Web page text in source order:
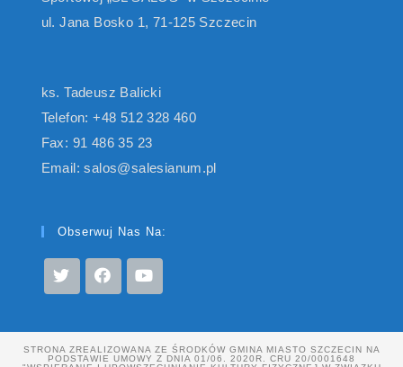
ul. Jana Bosko 1, 71-125 Szczecin
ks. Tadeusz Balicki
Telefon: +48 512 328 460
Fax: 91 486 35 23
Email: salos@salesianum.pl
Obserwuj Nas Na:
STRONA ZREALIZOWANA ZE ŚRODKÓW GMINA MIASTO SZCZECIN NA
PODSTAWIE UMOWY Z DNIA 01/06. 2020R. CRU 20/0001648